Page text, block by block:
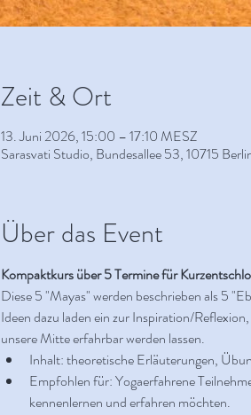
Zeit & Ort
13. Juni 2026, 15:00 – 17:10 MESZ
Sarasvati Studio, Bundesallee 53, 10715
Über das Event
Kompaktkurs über 5 Termine für
Diese 5 "Mayas" werden beschrieben als 5
Ideen dazu laden ein zur Inspiration/
unsere Mitte erfahrbar werden lassen.
Inhalt: theoretische Erläuterungen,
Empfohlen für: Yogaerfahrene
kennenlernen und erfahren möchten.